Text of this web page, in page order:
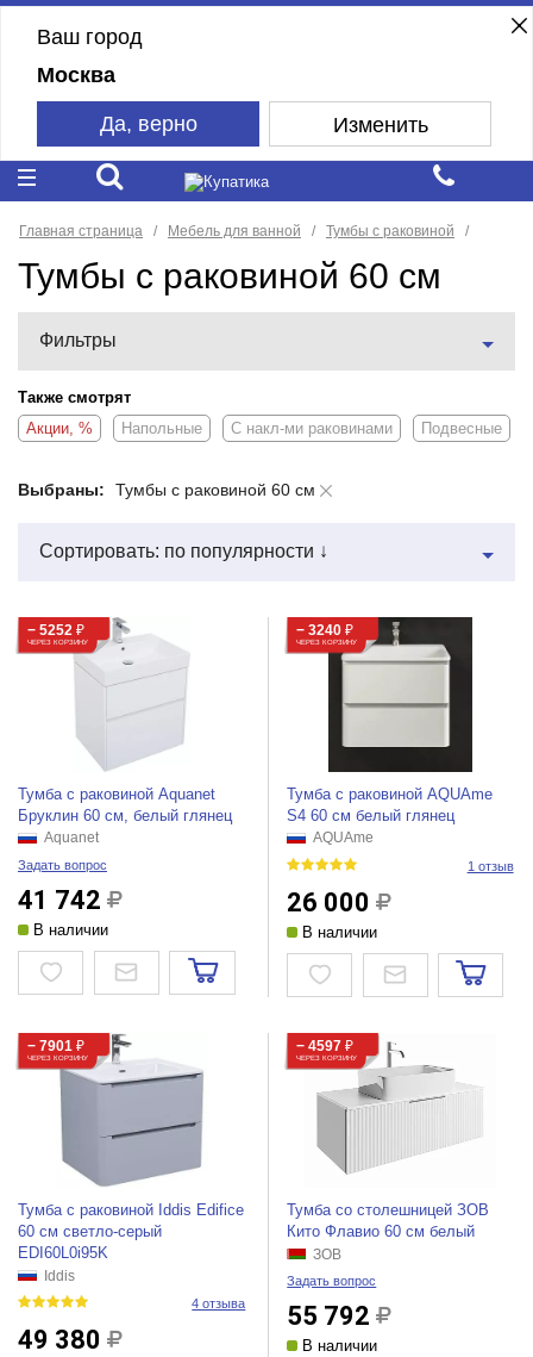
Ваш город
Москва
Да, верно Изменить
Главная страница Мебель для ванной Тумбы с раковиной
Тумбы с раковиной 60 см
Фильтры
Также смотрят
Акции, %
Напольные С накл-ми раковинами Подвесные
Выбраны: Тумбы с раковиной 60 см
Сортировать: по популярности ↓
− 5252 ₽
ЧЕРЕЗ КОРЗИНУ
Тумба с раковиной Aquanet
Бруклин 60 см, белый глянец
Aquanet
Задать вопрос
41 742
В наличии
− 3240 ₽
ЧЕРЕЗ КОРЗИНУ
Тумба с раковиной AQUAme
S4 60 см белый глянец
AQUAme
1 отзыв
26 000
В наличии
− 7901 ₽
ЧЕРЕЗ КОРЗИНУ
Тумба с раковиной Iddis Edifice
60 см светло-серый
EDI60L0i95K
Iddis
4 отзыва
49 380
− 4597 ₽
ЧЕРЕЗ КОРЗИНУ
Тумба со столешницей ЗОВ
Кито Флавио 60 см белый
ЗОВ
Задать вопрос
55 792
В наличии